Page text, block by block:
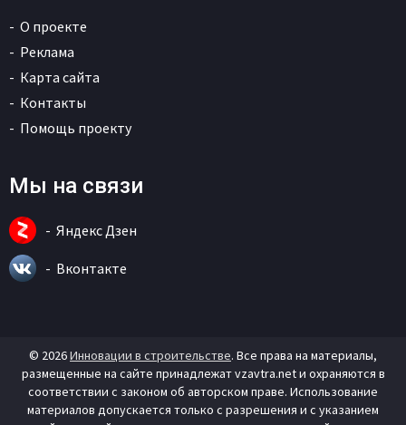
О проекте
Реклама
Карта сайта
Контакты
Помощь проекту
Мы на связи
Яндекс Дзен
Вконтакте
© 2026Инновации в строительстве. Все права на материалы,
размещенные на сайте принадлежат vzavtra.net и охраняются в
соответствии с законом об авторском праве. Использование
материалов допускается только с разрешения и с указанием